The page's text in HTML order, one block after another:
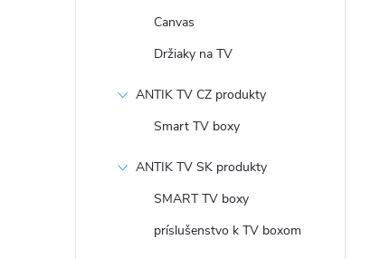
Canvas
Držiaky na TV
ANTIK TV CZ produkty
Smart TV boxy
ANTIK TV SK produkty
SMART TV boxy
príslušenstvo k TV boxom